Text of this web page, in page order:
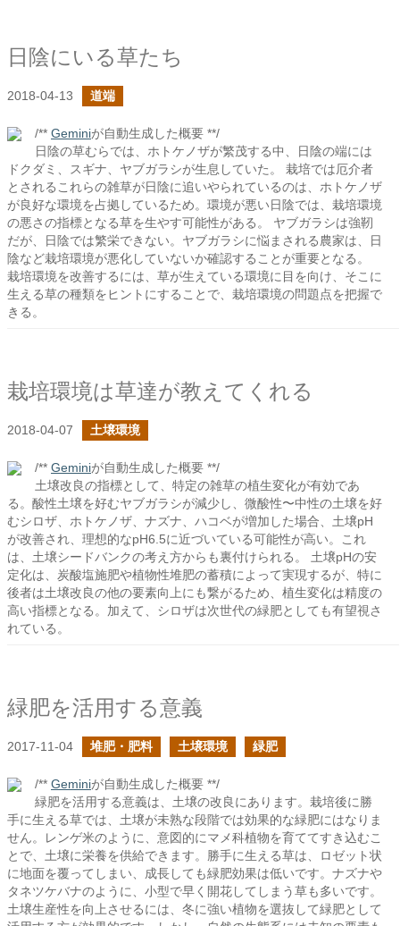
日陰にいる草たち
2018-04-13 道端
/** Geminiが自動生成した概要 **/
日陰の草むらでは、ホトケノザが繁茂する中、日陰の端には
ドクダミ、スギナ、ヤブガラシが生息していた。 栽培では厄介者
とされるこれらの雑草が日陰に追いやられているのは、ホトケノザ
が良好な環境を占拠しているため。環境が悪い日陰では、栽培環境
の悪さの指標となる草を生やす可能性がある。 ヤブガラシは強靭
だが、日陰では繁栄できない。ヤブガラシに悩まされる農家は、日
陰など栽培環境が悪化していないか確認することが重要となる。
栽培環境を改善するには、草が生えている環境に目を向け、そこに
生える草の種類をヒントにすることで、栽培環境の問題点を把握で
きる。
栽培環境は草達が教えてくれる
2018-04-07 土壌環境
/** Geminiが自動生成した概要 **/
土壌改良の指標として、特定の雑草の植生変化が有効であ
る。酸性土壌を好むヤブガラシが減少し、微酸性〜中性の土壌を好
むシロザ、ホトケノザ、ナズナ、ハコベが増加した場合、土壌pH
が改善され、理想的なpH6.5に近づいている可能性が高い。これ
は、土壌シードバンクの考え方からも裏付けられる。 土壌pHの安
定化は、炭酸塩施肥や植物性堆肥の蓄積によって実現するが、特に
後者は土壌改良の他の要素向上にも繋がるため、植生変化は精度の
高い指標となる。加えて、シロザは次世代の緑肥としても有望視さ
れている。
緑肥を活用する意義
2017-11-04 堆肥・肥料 土壌環境 緑肥
/** Geminiが自動生成した概要 **/
緑肥を活用する意義は、土壌の改良にあります。栽培後に勝
手に生える草では、土壌が未熟な段階では効果的な緑肥にはなりま
せん。レンゲ米のように、意図的にマメ科植物を育ててすき込むこ
とで、土壌に栄養を供給できます。勝手に生える草は、ロゼット状
に地面を覆ってしまい、成長しても緑肥効果は低いです。ナズナや
タネツケバナのように、小型で早く開花してしまう草も多いです。
土壌生産性を向上させるには、冬に強い植物を選抜して緑肥として